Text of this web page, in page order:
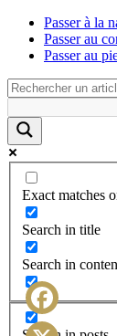
Passer à la
Passer au
Passer au
Exact matches
Search in title
Search in
Facebook